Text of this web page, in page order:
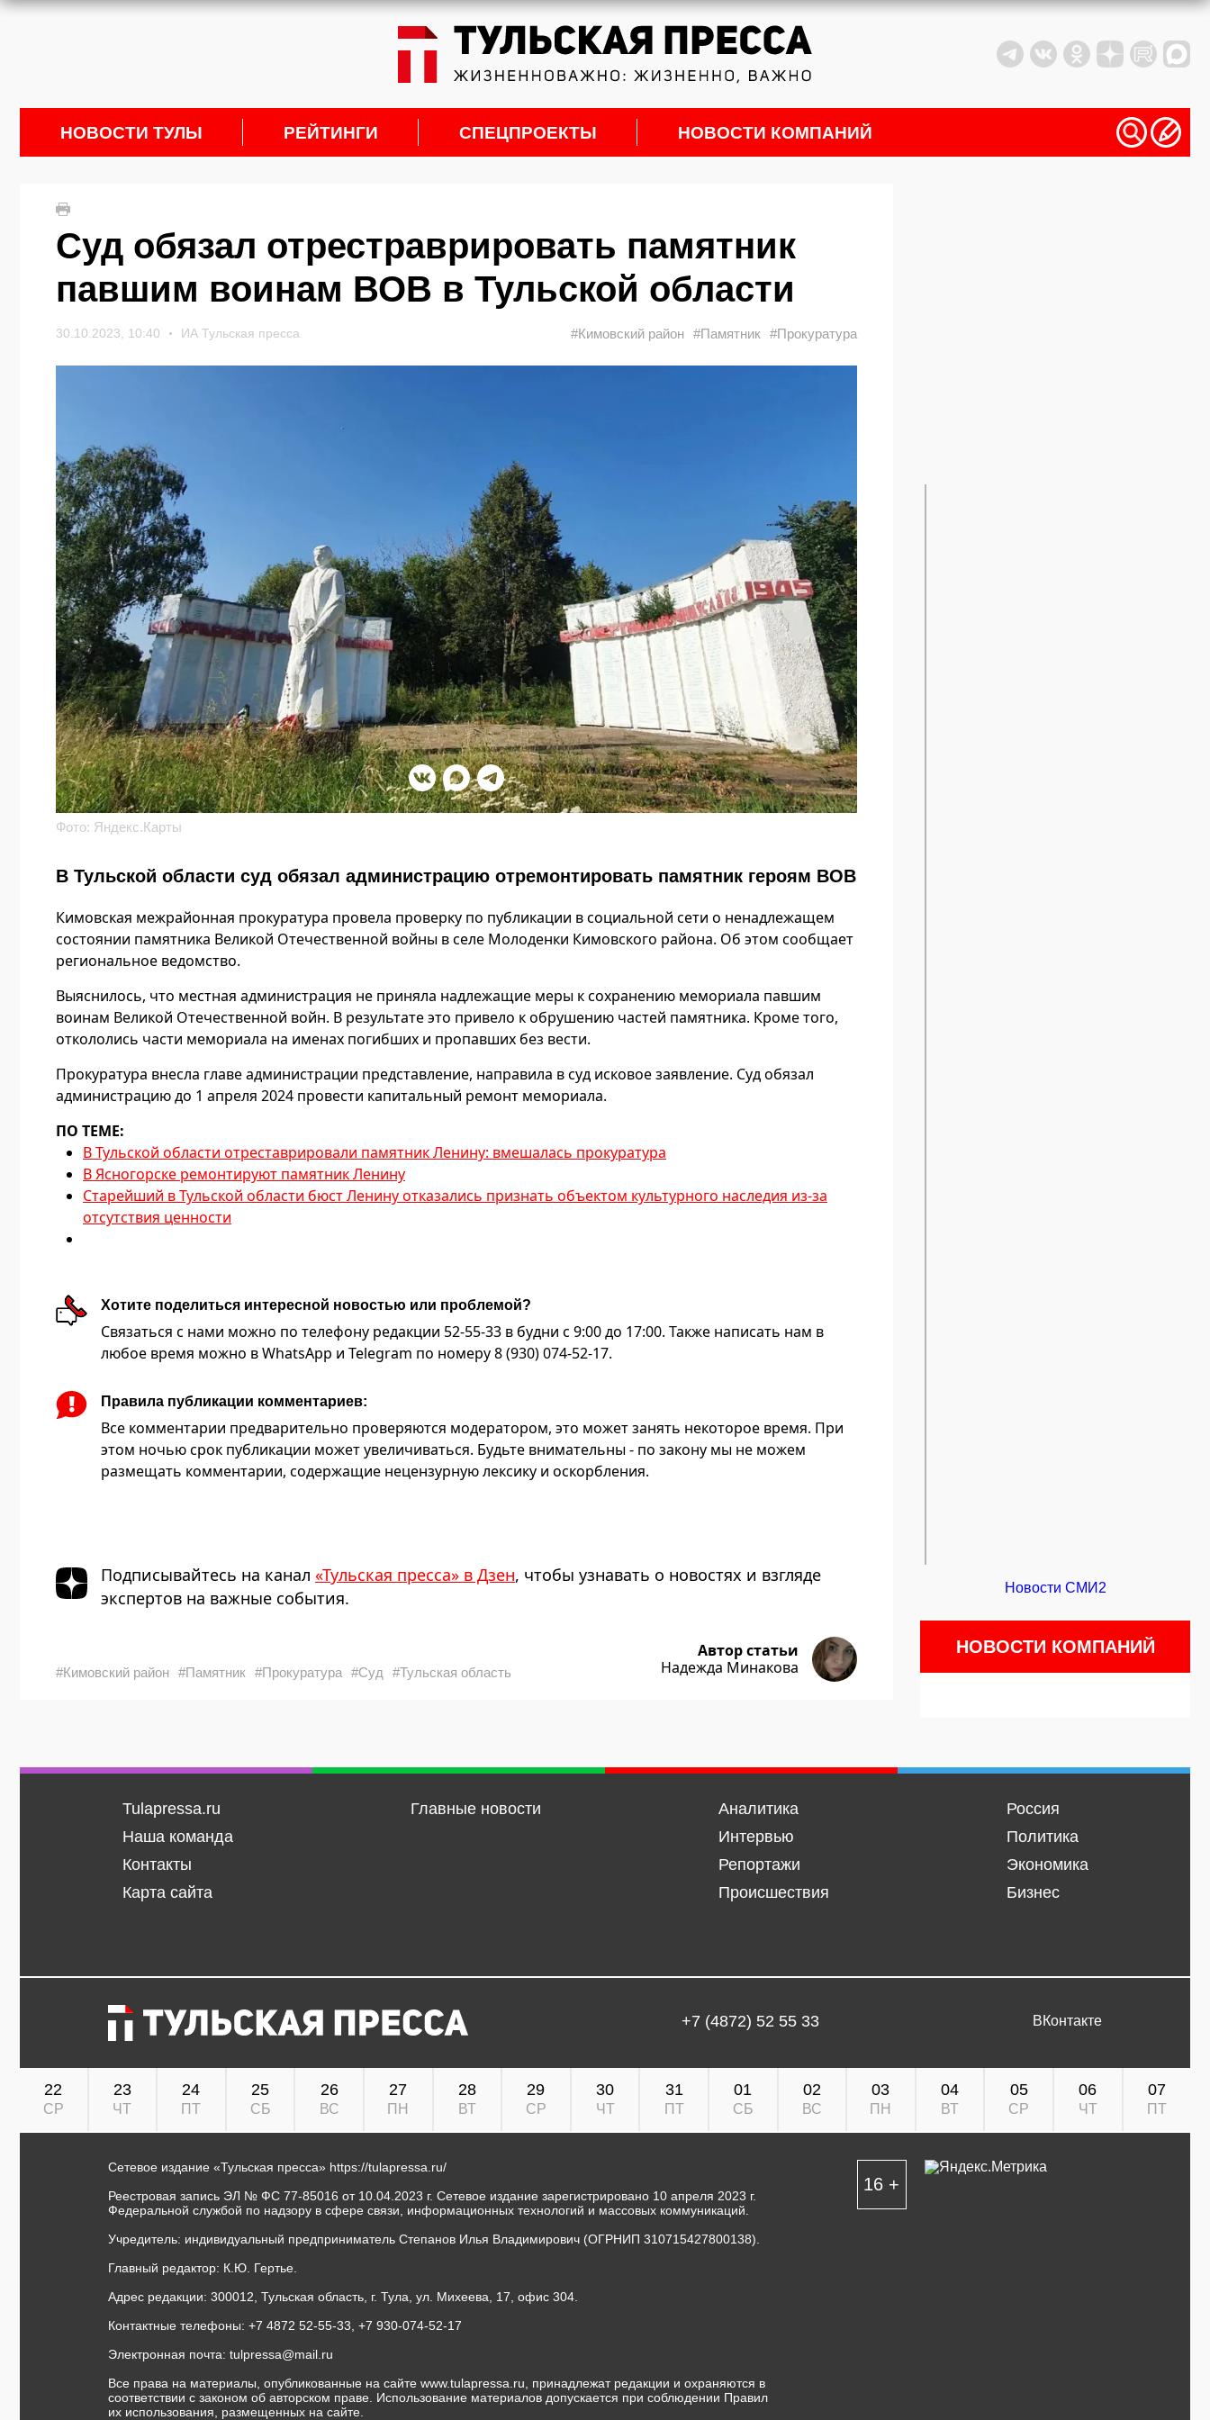
НОВОСТИ ТУЛЫ РЕЙТИНГИ СПЕЦПРОЕКТЫ НОВОСТИ КОМПАНИЙ
Суд обязал отрестраврировать памятник
павшим воинам ВОВ в Тульской области
30.10.2023, 10:40 ИА Тульская пресса #Кимовский район #Памятник #Прокуратура
Фото: Яндекс.Карты
В Тульской области суд обязал администрацию отремонтировать памятник героям ВОВ
Кимовская межрайонная прокуратура провела проверку по публикации в социальной сети о ненадлежащем
состоянии памятника Великой Отечественной войны в селе Молоденки Кимовского района. Об этом сообщает
региональное ведомство.
Выяснилось, что местная администрация не приняла надлежащие меры к сохранению мемориала павшим
воинам Великой Отечественной войн. В результате это привело к обрушению частей памятника. Кроме того,
откололись части мемориала на именах погибших и пропавших без вести.
Прокуратура внесла главе администрации представление, направила в суд исковое заявление. Суд обязал
администрацию до 1 апреля 2024 провести капитальный ремонт мемориала.
ПО ТЕМЕ:
В Тульской области отреставрировали памятник Ленину: вмешалась прокуратура
В Ясногорске ремонтируют памятник Ленину
Старейший в Тульской области бюст Ленину отказались признать объектом культурного наследия из-за
отсутствия ценности
Хотите поделиться интересной новостью или проблемой?
Связаться с нами можно по телефону редакции 52-55-33 в будни с 9:00 до 17:00. Также написать нам в
любое время можно в WhatsApp и Telegram по номеру 8 (930) 074-52-17.
Правила публикации комментариев:
Все комментарии предварительно проверяются модератором, это может занять некоторое время. При
этом ночью срок публикации может увеличиваться. Будьте внимательны - по закону мы не можем
размещать комментарии, содержащие нецензурную лексику и оскорбления.
Подписывайтесь на канал «Тульская пресса» в Дзен, чтобы узнавать о новостях и взгляде
экспертов на важные события.
#Кимовский район #Памятник #Прокуратура #Суд #Тульская область
Автор статьи
Надежда Минакова
Новости СМИ2
НОВОСТИ КОМПАНИЙ
Tulapressa.ru
Наша команда
Контакты
Карта сайта
Главные новости
Аналитика
Интервью
Репортажи
Происшествия
Россия
Политика
Экономика
Бизнес
+7 (4872) 52 55 33 ВКонтакте
22
СР
23
ЧТ
24
ПТ
25
СБ
26
ВС
27
ПН
28
ВТ
29
СР
30
ЧТ
31
ПТ
01
СБ
02
ВС
03
ПН
04
ВТ
05
СР
06
ЧТ
07
ПТ
Сетевое издание «Тульская пресса» https://tulapressa.ru/
Реестровая запись ЭЛ № ФС 77-85016 от 10.04.2023 г. Сетевое издание зарегистрировано 10 апреля 2023 г.
Федеральной службой по надзору в сфере связи, информационных технологий и массовых коммуникаций.
Учредитель: индивидуальный предприниматель Степанов Илья Владимирович (ОГРНИП 310715427800138).
Главный редактор: К.Ю. Гертье.
Адрес редакции: 300012, Тульская область, г. Тула, ул. Михеева, 17, офис 304.
Контактные телефоны: +7 4872 52-55-33, +7 930-074-52-17
Электронная почта: tulpressa@mail.ru
Все права на материалы, опубликованные на сайте www.tulapressa.ru, принадлежат редакции и охраняются в
соответствии с законом об авторском праве. Использование материалов допускается при соблюдении Правил
их использования, размещенных на сайте.
16 +